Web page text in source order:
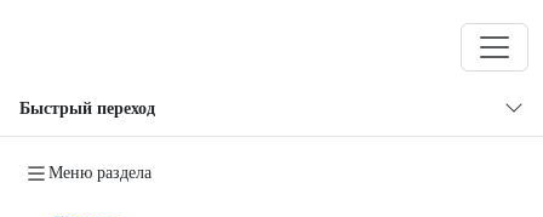
Быстрый переход
Меню раздела